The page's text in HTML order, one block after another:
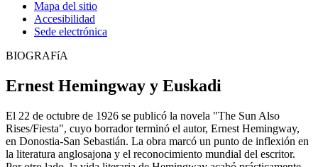
Mapa del sitio
Accesibilidad
Sede electrónica
BIOGRAFíA
Ernest Hemingway y Euskadi
El 22 de octubre de 1926 se publicó la novela "The Sun Also
Rises/Fiesta", cuyo borrador terminó el autor, Ernest Hemingway,
en Donostia-San Sebastián. La obra marcó un punto de inflexión en
la literatura anglosajona y el reconocimiento mundial del escritor.